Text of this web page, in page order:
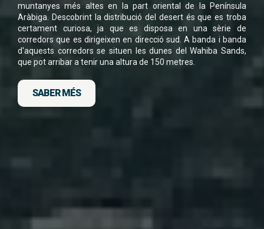
muntanyes més altes en la part oriental de la Península
Aràbiga. Descobrint la distribució del desert és que es troba
certament curiosa, ja que es disposa en una sèrie de
corredors que es dirigeixen en direcció sud. A banda i banda
d'aquests corredors se situen les dunes del Wahiba Sands,
que pot arribar a tenir una altura de 150 metres.
SABER MÉS
He llegit i accepto laPolítica de Privacitat*
DESCARGA FITXA DEL VIATGE